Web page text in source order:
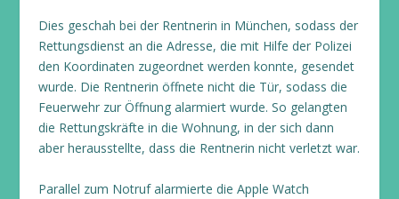
Dies geschah bei der Rentnerin in München, sodass der
Rettungsdienst an die Adresse, die mit Hilfe der Polizei
den Koordinaten zugeordnet werden konnte, gesendet
wurde. Die Rentnerin öffnete nicht die Tür, sodass die
Feuerwehr zur Öffnung alarmiert wurde. So gelangten
die Rettungskräfte in die Wohnung, in der sich dann
aber herausstellte, dass die Rentnerin nicht verletzt war.
Parallel zum Notruf alarmierte die Apple Watch